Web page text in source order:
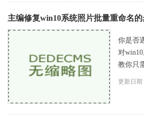
主编修复win10系统照片批量重命名
你是否
对
教你只
更新日期